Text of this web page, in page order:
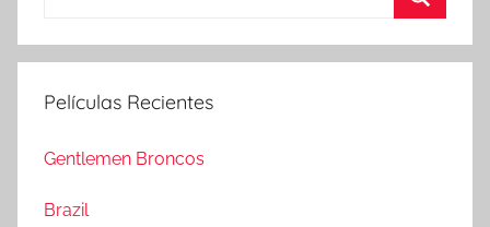
s
a
:
u
Películas Recientes
Gentlemen Broncos
Brazil